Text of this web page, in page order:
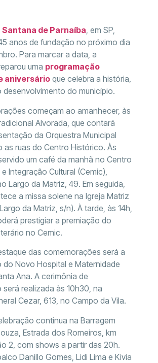
Santana de Parnaíba, em SP,
anos de fundação no próximo dia
Para marcar a data, a
uma programação
aniversário que celebra a história,
desenvolvimento do município.
começam ao amanhecer, às
Alvorada, que contará
da Orquestra Municipal
as ruas do Centro Histórico. Às
um café da manhã no Centro
Integração Cultural (Cemic),
Largo da Matriz, 49. Em seguida,
a missa solene na Igreja Matriz
da Matriz, s/n). À tarde, às 14h,
prestigiar a premiação do
no Cemic.
das comemorações será a
do Novo Hospital e Maternidade
Ana. A cerimônia de
será realizada às 10h30, na
Cezar, 613, no Campo da Vila.
continua na Barragem
Estrada dos Romeiros, km
2, com shows a partir das 20h.
Danillo Gomes, Lidi Lima e Kivia